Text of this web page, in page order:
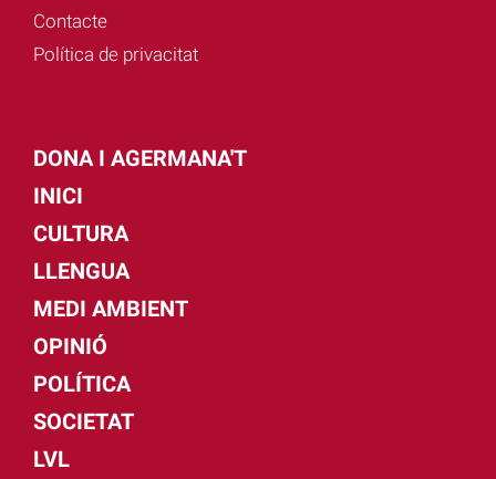
Contacte
Política de privacitat
DONA I AGERMANA'T
INICI
CULTURA
LLENGUA
MEDI AMBIENT
OPINIÓ
POLÍTICA
SOCIETAT
LVL